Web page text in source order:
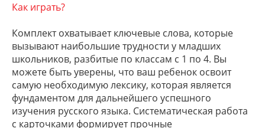
Как играть?
Комплект охватывает ключевые слова, которые
вызывают наибольшие трудности у младших
школьников, разбитые по классам с 1 по 4. Вы
можете быть уверены, что ваш ребенок освоит
самую необходимую лексику, которая является
фундаментом для дальнейшего успешного
изучения русского языка. Систематическая работа
с карточками формирует прочные